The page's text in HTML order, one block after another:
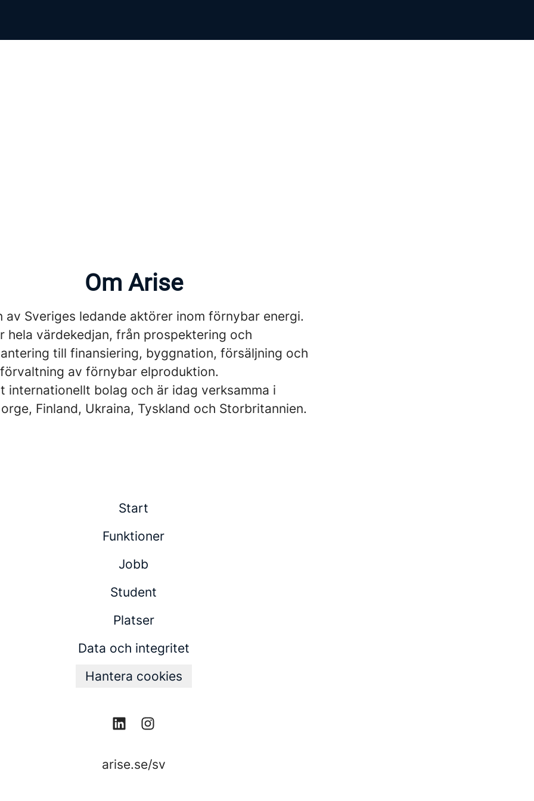
Om Arise
av Sveriges ledande aktörer inom förnybar energi.
hela värdekedjan, från prospektering och
till finansiering, byggnation, försäljning och
av förnybar elproduktion.
internationellt bolag och är idag verksamma i
Finland, Ukraina, Tyskland och Storbritannien.
Start
Funktioner
Jobb
Student
Platser
Data och integritet
Hantera cookies
arise.se/sv